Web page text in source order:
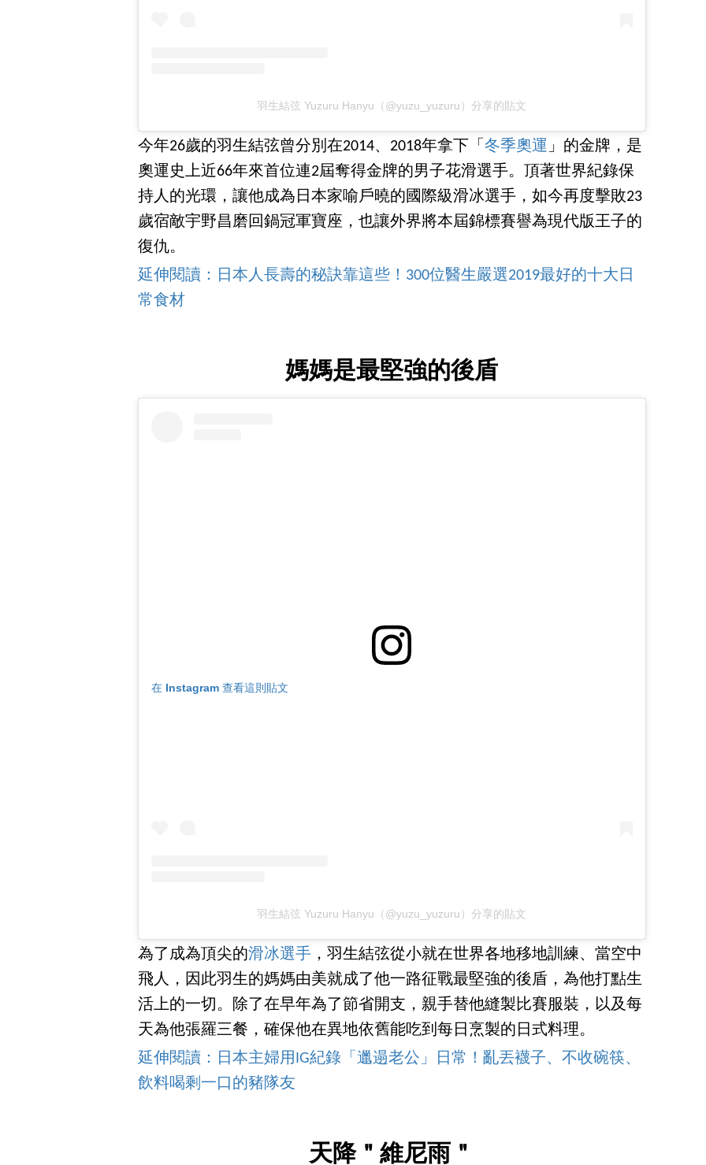
羽生結弦 Yuzuru Hanyu（@yuzu_yuzuru）分享的貼文
今年26歲的羽生結弦曾分別在2014、2018年拿下「 冬季奧運 」的金牌，是
奧運史上近66年來首位連2屆奪得金牌的男子花滑選手。頂著世界紀錄保
持人的光環，讓他成為日本家喻戶曉的國際級滑冰選手，如今再度擊敗23
歲宿敵宇野昌磨回鍋冠軍寶座，也讓外界將本屆錦標賽譽為現代版王子的
復仇。
延伸閱讀：日本人長壽的秘訣靠這些！300位醫生嚴選2019最好的十大日
常食材
媽媽是最堅強的後盾
在 Instagram 查看這則貼文
羽生結弦 Yuzuru Hanyu（@yuzu_yuzuru）分享的貼文
為了成為頂尖的滑冰選手，羽生結弦從小就在世界各地移地訓練、當空中
飛人，因此羽生的媽媽由美就成了他一路征戰最堅強的後盾，為他打點生
活上的一切。除了在早年為了節省開支，親手替他縫製比賽服裝，以及每
天為他張羅三餐，確保他在異地依舊能吃到每日烹製的日式料理。
延伸閱讀：日本主婦用IG紀錄「邋遢老公」日常！亂丟襪子、不收碗筷、
飲料喝剩一口的豬隊友
天降＂維尼雨＂